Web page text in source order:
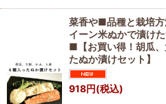
菜香や■品種と栽培方
イーン米ぬかで漬け
■【お買い得！胡瓜
たぬか漬けセット】
918円(税込)